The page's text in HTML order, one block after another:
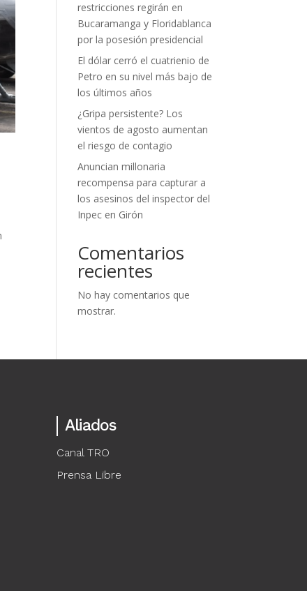
restricciones regirán en
Bucaramanga y Floridablanca
por la posesión presidencial
El dólar cerró el cuatrienio de
Petro en su nivel más bajo de
los últimos años
¿Gripa persistente? Los
vientos de agosto aumentan
el riesgo de contagio
Anuncian millonaria
recompensa para capturar a
los asesinos del inspector del
Inpec en Girón
Comentarios
recientes
No hay comentarios que
mostrar.
Aliados
Canal TRO
Prensa Libre